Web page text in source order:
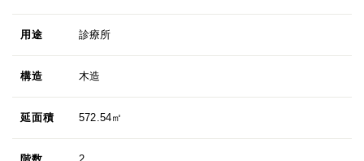
用途 診療所
構造 木造
延面積 572.54㎡